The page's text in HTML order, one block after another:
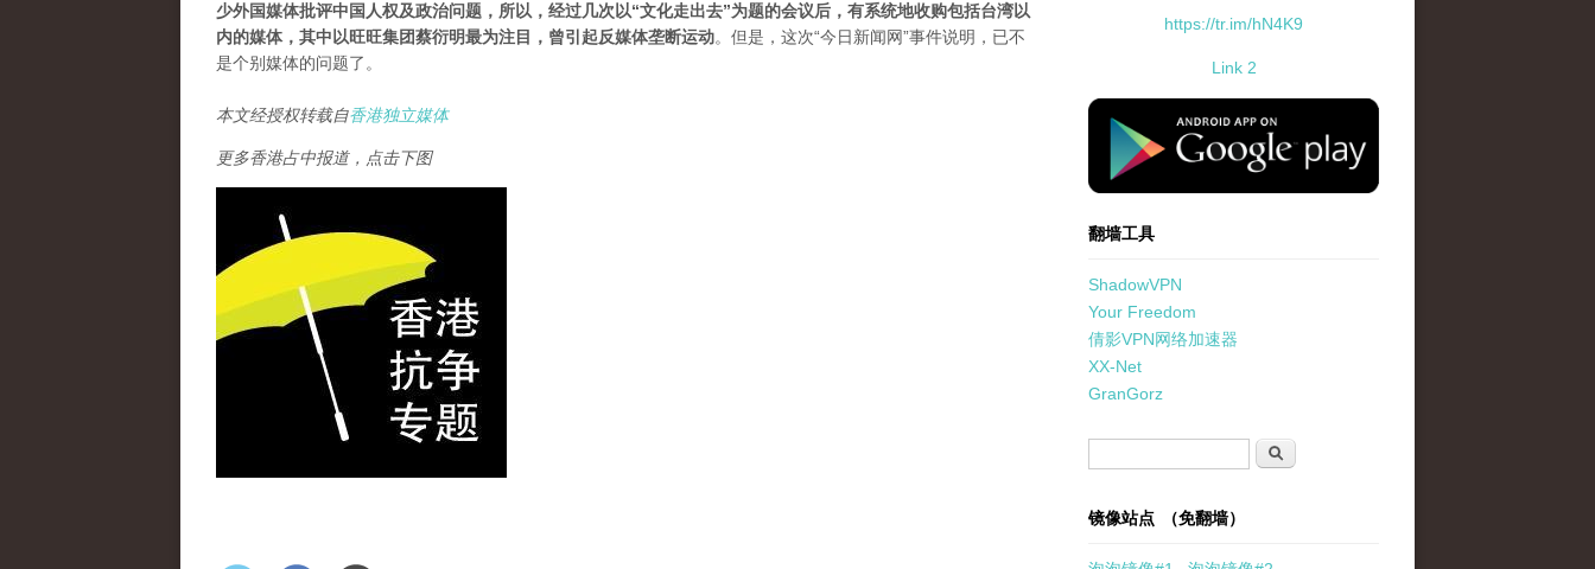
少外国媒体批评中国人权及政治问题，所以，经过几次以“文化走出去”为题的会议后，有系统地收购包括台湾以
内的媒体，其中以旺旺集团蔡衍明最为注目，曾引起反媒体垄断运动。 但是，这次“今日新闻网”事件说明，已不
是个别媒体的问题了。
本文经授权转载自香港独立媒体
更多香港占中报道，点击下图
https://tr.im/hN4K9
Link 2
standard-icon-googleplay-app-store.png
翻墙工具
ShadowVPN
Your Freedom
倩影VPN网络加速器
XX-Net
GranGorz
搜索
镜像站点 （免翻墙）